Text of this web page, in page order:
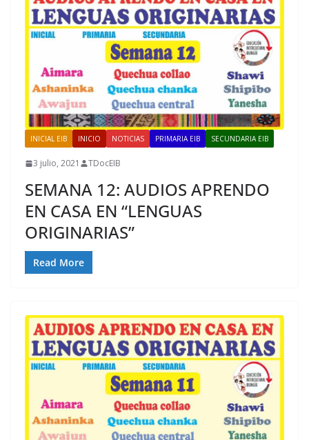
INICIAL EIB INICIO NOTICIAS PRIMARIA EIB SECUNDARIA EIB
3 julio, 2021 TDocEIB
SEMANA 12: AUDIOS APRENDO
EN CASA EN “LENGUAS
ORIGINARIAS”
Read More